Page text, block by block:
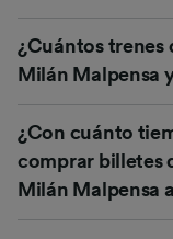
¿Cuántos trenes
Milán Malpensa
¿Con cuánto
comprar billetes
Milán Malpensa